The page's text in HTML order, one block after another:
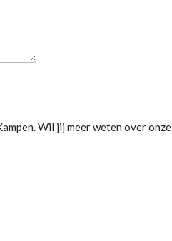
Wil jij meer weten over onze